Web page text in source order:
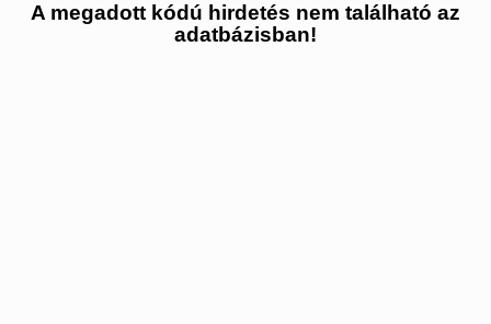
A megadott kódú hirdetés nem található az
adatbázisban!